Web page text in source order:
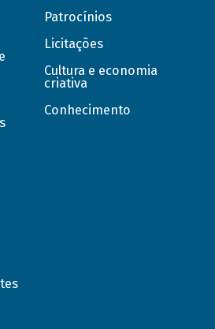
Patrocínios
Licitações
Cultura e economia
criativa
Conhecimento